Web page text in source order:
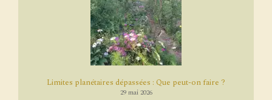
Limites planétaires dépassées : Que peut-on faire ?
29 mai 2026